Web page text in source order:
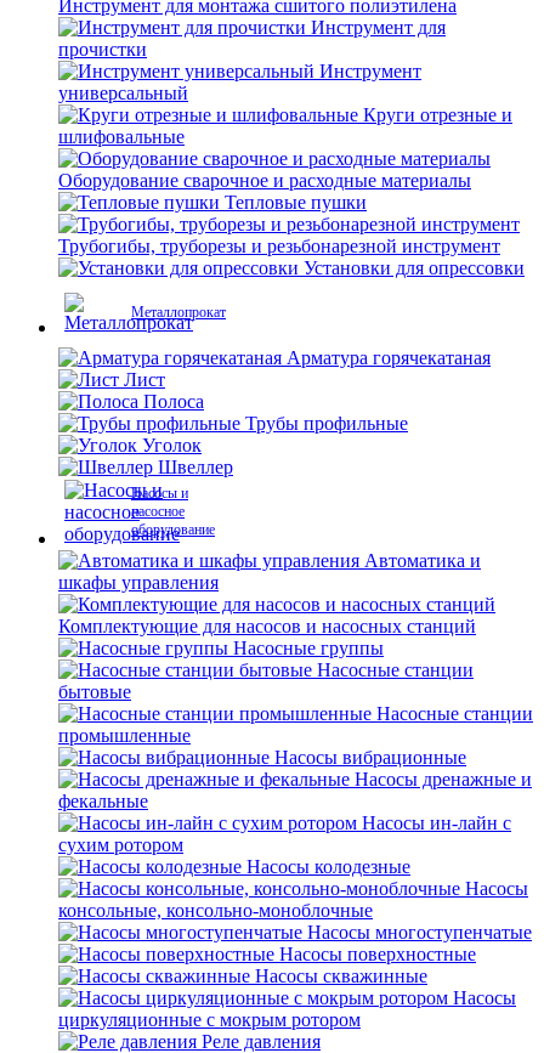
Инструмент для монтажа сшитого полиэтилена
Инструмент для
прочистки
Инструмент
универсальный
Круги отрезные и
шлифовальные
Оборудование сварочное и расходные материалы
Тепловые пушки
Трубогибы, труборезы и резьбонарезной инструмент
Установки для опрессовки
Металлопрокат
Арматура горячекатаная
Лист
Полоса
Трубы профильные
Уголок
Швеллер
Насосы и
насосное
оборудование
Автоматика и
шкафы управления
Комплектующие для насосов и насосных станций
Насосные группы
Насосные станции
бытовые
Насосные станции
промышленные
Насосы вибрационные
Насосы дренажные и
фекальные
Насосы ин-лайн с
сухим ротором
Насосы колодезные
Насосы
консольные, консольно-моноблочные
Насосы многоступенчатые
Насосы поверхностные
Насосы скважинные
Насосы
циркуляционные с мокрым ротором
Реле давления